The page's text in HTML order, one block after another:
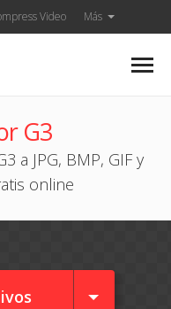
Video Más
G3
a JPG, BMP, GIF y
online